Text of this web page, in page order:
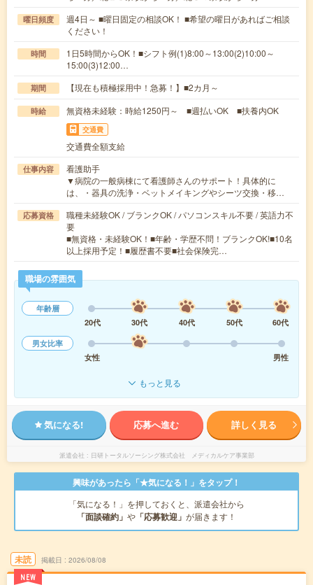
曜日頻度
週4日～ ■曜日固定の相談OK！ ■希望の曜日があればご相談
ください！
時間
1日5時間からOK！■シフト例(1)8:00～13:00(2)10:00～
15:00(3)12:00…
期間 【現在も積極採用中！急募！】■2カ月～
時給 無資格未経験：時給1250円～ ■週払いOK ■扶養内OK
交通費
交通費全額支給
仕事内容
看護助手
▼病院の一般病棟にて看護師さんのサポート！具体的に
は、・器具の洗浄・ベットメイキングやシーツ交換・移…
応募資格
職種未経験OK / ブランクOK / パソコンスキル不要 / 英語力不
要
■無資格・未経験OK！■年齢・学歴不問！ブランクOK!■10名
以上採用予定！■履歴書不要■社会保険完…
職場の雰囲気
年齢層
20代
30代 40代 50代
60代
男女比率
女性
男性
もっと見る
気になる! 応募へ進む 詳しく見る
派遣会社 日研トータルソーシング株式会社 メディカルケア事業部
興味があったら「★気になる！」をタップ！
「気になる！」を押しておくと、派遣会社から
「面談確約」 や 「応募歓迎」 が届きます！
未読
NEW
掲載日 2026/08/08